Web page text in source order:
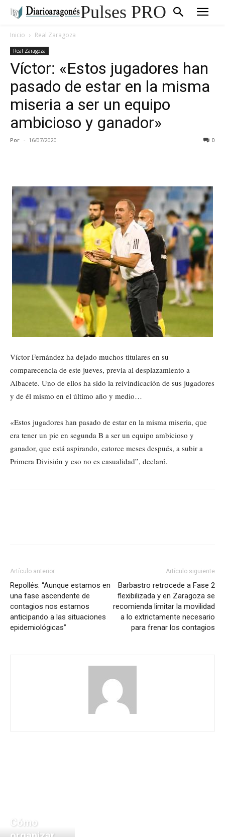
Pulses PRO
Inicio Real Zaragoza
Real Zaragoza
Víctor: «Estos jugadores han
pasado de estar en la misma
miseria a ser un equipo
ambicioso y ganador»
Por - 16/07/2020 0
Víctor Fernández ha dejado muchos titulares en su
comparecencia de este jueves, previa al desplazamiento a
Albacete. Uno de ellos ha sido la reivindicación de sus jugadores
y de él mismo en el último año y medio…
«Estos jugadores han pasado de estar en la misma miseria, que
era tener un pie en segunda B a ser un equipo ambicioso y
ganador, que está aspirando, catorce meses después, a subir a
Primera División y eso no es casualidad”, declaró.
Artículo anterior
Repollés: “Aunque estamos en
una fase ascendente de
contagios nos estamos
anticipando a las situaciones
epidemiológicas”
Artículo siguiente
Barbastro retrocede a Fase 2
flexibilizada y en Zaragoza se
recomienda limitar la movilidad
a lo extrictamente necesario
para frenar los contagios
Cómo